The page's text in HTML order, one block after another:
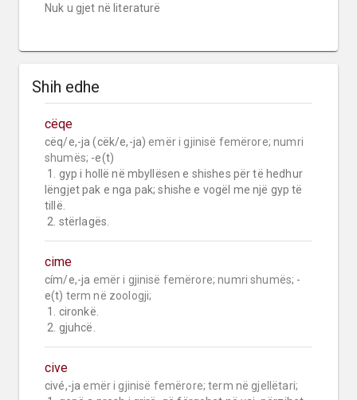
Nuk u gjet në literaturë
Shih edhe
cëqe
cëq/e,-ja (cëk/e,-ja) emër i gjinisë femërore; numri
shumës; -e(t)
lëngjet pak e nga pak; shishe e vogël me një gyp të
tillë.
2. stërlagës.
cime
cím/e,-ja emër i gjinisë femërore; numri shumës; -
e(t) term në zoologji;
2. gjuhcë.
cive
civé,-ja emër i gjinisë femërore; term në gjellëtari;